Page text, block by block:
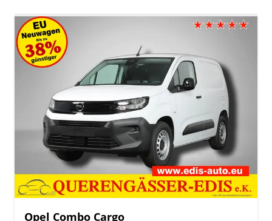
Opel Combo Cargo